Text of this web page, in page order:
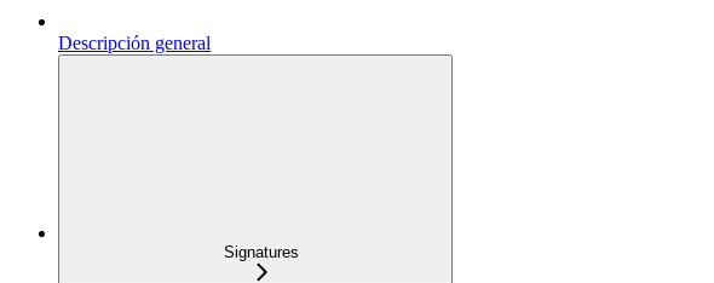
Descripción general
Signatures